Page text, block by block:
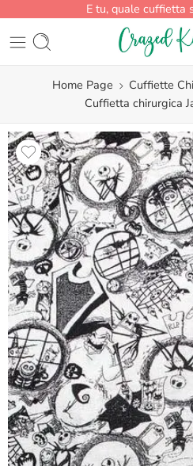
E tu, quale cuffietta
Home Page Cuffiette
Cuffietta chirurgica